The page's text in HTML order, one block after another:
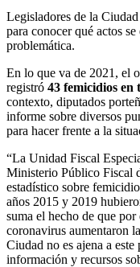
Legisladores de la
para conocer qué actos
problemática.
En lo que va de 2021, el
registró 43 femicidios en
contexto, diputados
informe sobre diversos
para hacer frente a la
“La Unidad Fiscal
Ministerio Público Fiscal
estadístico sobre
años 2015 y 2019
suma el hecho de que
coronavirus aumentaron
Ciudad no es ajena a
información y recursos